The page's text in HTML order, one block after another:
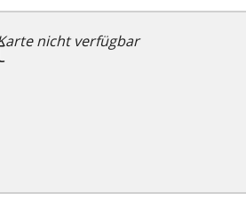
nicht verfügbar